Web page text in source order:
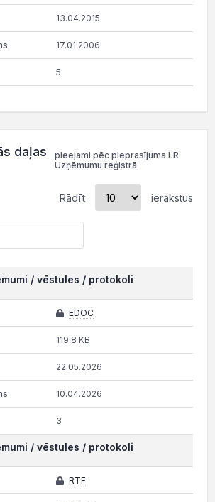
13.04.2015
17.01.2006
5
daļas
pieejami pēc pieprasījuma LR
Uzņēmumu reģistrā
Rādīt ierakstus
/ vēstules / protokoli
EDOC
119.8 KB
22.05.2026
10.04.2026
3
/ vēstules / protokoli
RTF